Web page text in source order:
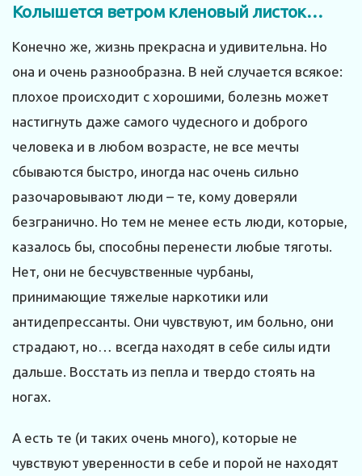
Колышется ветром кленовый листок…
Конечно же, жизнь прекрасна и удивительна. Но
она и очень разнообразна. В ней случается всякое:
плохое происходит с хорошими, болезнь может
настигнуть даже самого чудесного и доб­рого
человека и в любом возрасте, не все мечты
сбываются быстро, иногда нас очень сильно
разочаровывают люди – те, кому доверяли
безгранично. Но тем не менее есть люди, которые,
казалось бы, способны перенести любые тяготы.
Нет, они не бесчувственные чурбаны,
принимающие тяжелые наркотики или
антидепрессанты. Они чувствуют, им больно, они
страдают, но… всегда находят в себе силы идти
дальше. Восстать из пепла и твердо стоять на
ногах.
А есть те (и таких очень много), которые не
чувствуют уверенности в себе и порой не находят